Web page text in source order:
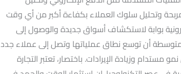
وتحليل سلوك العملاء بكفاءة أكبر من أي وقت
بوابة لاستكشاف أسواق جديدة والوصول إلى
أن توسع نطاق عملياتها وتصل إلى عملاء جدد
وزيادة الإيرادات. باختصار، تعتبر التجارة